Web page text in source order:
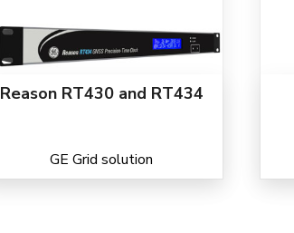
Reason RT430 and RT434
GE Grid solution